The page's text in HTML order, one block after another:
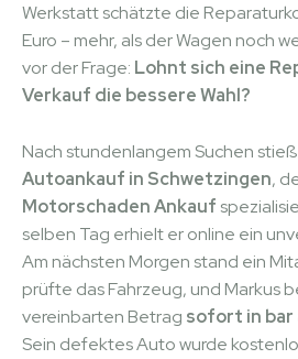
Werkstatt schätzte die
Euro – mehr, als der Wagen noch
vor der Frage: Lohnt sich eine
Verkauf die bessere Wahl?
Nach stundenlangem Suchen
Autoankauf in Schwetzingen,
Motorschaden Ankauf
selben Tag erhielt er online ein
Am nächsten Morgen stand ein
prüfte das Fahrzeug, und Markus
vereinbarten Betrag sofort in bar
Sein defektes Auto wurde